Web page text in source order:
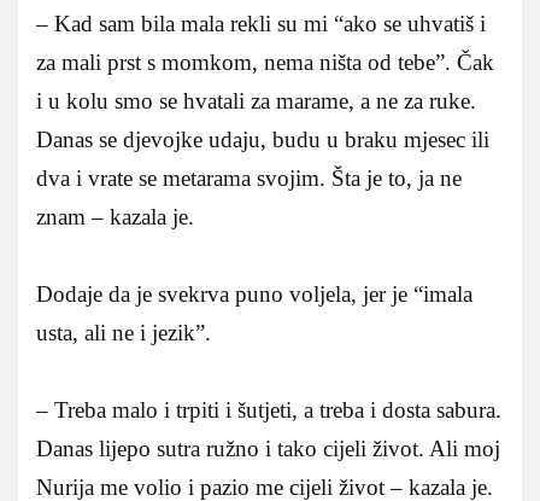
– Kad sam bila mala rekli su mi “ako se uhvatiš i
za mali prst s momkom, nema ništa od tebe”. Čak
i u kolu smo se hvatali za marame, a ne za ruke.
Danas se djevojke udaju, budu u braku mjesec ili
dva i vrate se metarama svojim. Šta je to, ja ne
znam – kazala je.
Dodaje da je svekrva puno voljela, jer je “imala
usta, ali ne i jezik”.
– Treba malo i trpiti i šutjeti, a treba i dosta sabura.
Danas lijepo sutra ružno i tako cijeli život. Ali moj
Nurija me volio i pazio me cijeli život – kazala je.